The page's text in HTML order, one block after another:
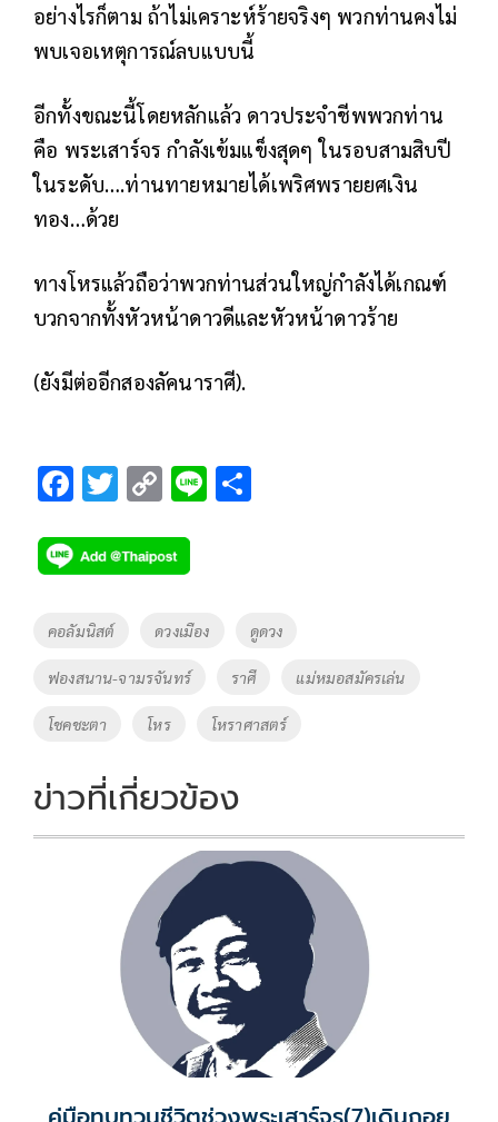
อย่างไรก็ตาม ถ้าไม่เคราะห์ร้ายจริงๆ พวกท่านคงไม่
พบเจอเหตุการณ์ลบแบบนี้
อีกทั้งขณะนี้โดยหลักแล้ว ดาวประจำชีพพวกท่าน
คือ พระเสาร์จร กำลังเข้มแข็งสุดๆ ในรอบสามสิบปี
ในระดับ….ท่านทายหมายได้เพริศพรายยศเงิน
ทอง…ด้วย
ทางโหรแล้วถือว่าพวกท่านส่วนใหญ่กำลังได้เกณฑ์
บวกจากทั้งหัวหน้าดาวดีและหัวหน้าดาวร้าย
(ยังมีต่ออีกสองลัคนาราศี).
F
e
b
o
k
T
tt
er
C
p
y
Li
n
k
Li
Tags
คอลัมนิสต์ ดวงเมือง ดูดวง
ฟองสนาน-จามรจันทร์ ราศี แม่หมอสมัครเล่น
โชคชะตา โหร โหราศาสตร์
ข่าวที่เกี่ยวข้อง